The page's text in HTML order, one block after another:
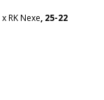
x RK Nexe, 25-22